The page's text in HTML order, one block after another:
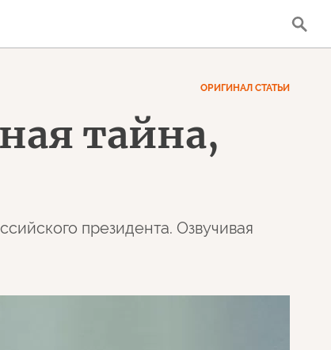
ОРИГИНАЛ СТАТЬИ
тайна,
президента. Озвучивая